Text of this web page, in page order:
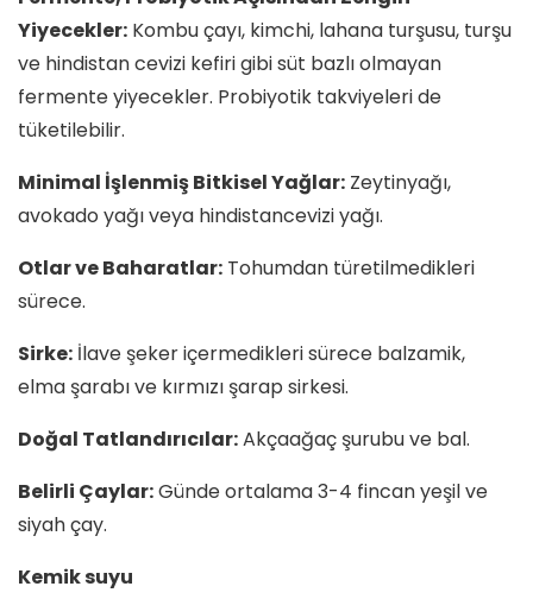
Yiyecekler: Kombu çayı, kimchi, lahana turşusu, turşu
ve hindistan cevizi kefiri gibi süt bazlı olmayan
fermente yiyecekler. Probiyotik takviyeleri de
tüketilebilir.
Minimal İşlenmiş Bitkisel Yağlar: Zeytinyağı,
avokado yağı veya hindistancevizi yağı.
Otlar ve Baharatlar: Tohumdan türetilmedikleri
sürece.
Sirke: İlave şeker içermedikleri sürece balzamik,
elma şarabı ve kırmızı şarap sirkesi.
Doğal Tatlandırıcılar:Akçaağaç şurubu ve bal.
Belirli Çaylar:Günde ortalama 3-4 fincan yeşil ve
siyah çay.
Kemik suyu